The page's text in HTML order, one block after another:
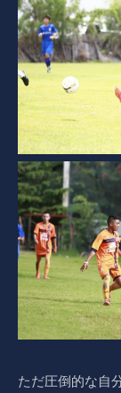
ただ圧倒的な自